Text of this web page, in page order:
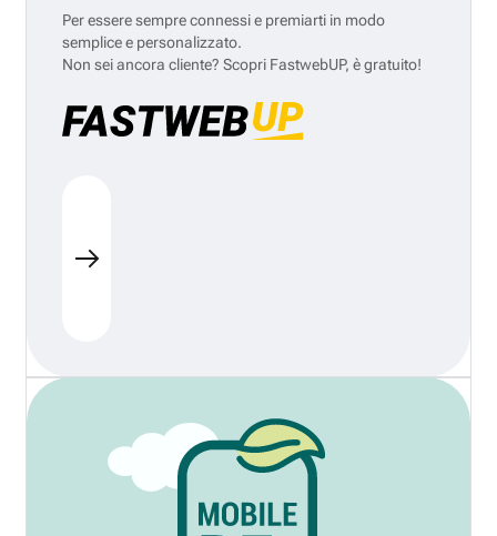
Per essere sempre connessi e premiarti in modo
semplice e personalizzato.
Non sei ancora cliente? Scopri FastwebUP, è gratuito!